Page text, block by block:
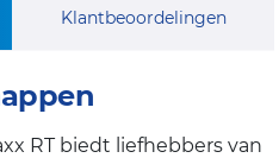
Klantbeoordelingen
RT biedt liefhebbers van